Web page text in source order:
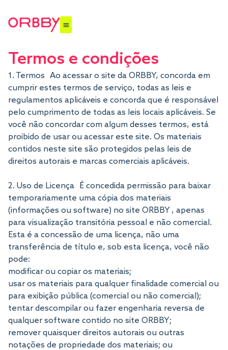
Termos e condições
1. Termos Ao acessar o site da ORBBY, concorda em
cumprir estes termos de serviço, todas as leis e
regulamentos aplicáveis ​​e concorda que é responsável
pelo cumprimento de todas as leis locais aplicáveis. Se
você não concordar com algum desses termos, está
proibido de usar ou acessar este site. Os materiais
contidos neste site são protegidos pelas leis de
direitos autorais e marcas comerciais aplicáveis.
2. Uso de Licença É concedida permissão para baixar
temporariamente uma cópia dos materiais
(informações ou software) no site ORBBY , apenas
para visualização transitória pessoal e não comercial.
Esta é a concessão de uma licença, não uma
transferência de título e, sob esta licença, você não
pode:
modificar ou copiar os materiais;
usar os materiais para qualquer finalidade comercial ou
para exibição pública (comercial ou não comercial);
tentar descompilar ou fazer engenharia reversa de
qualquer software contido no site ORBBY;
remover quaisquer direitos autorais ou outras
notações de propriedade dos materiais; ou